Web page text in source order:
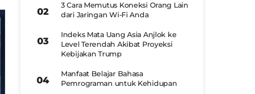
3 Cara Memutus Koneksi Orang Lain
dari Jaringan Wi-Fi Anda
Indeks Mata Uang Asia Anjlok ke
Level Terendah Akibat Proyeksi
Kebijakan Trump
Manfaat Belajar Bahasa
Pemrograman untuk Kehidupan